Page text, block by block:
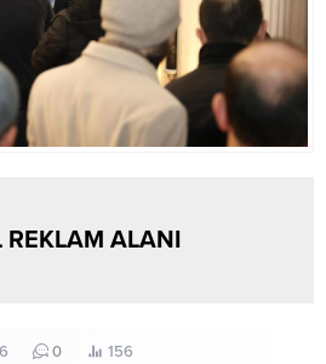
REKLAM ALANI
0 156